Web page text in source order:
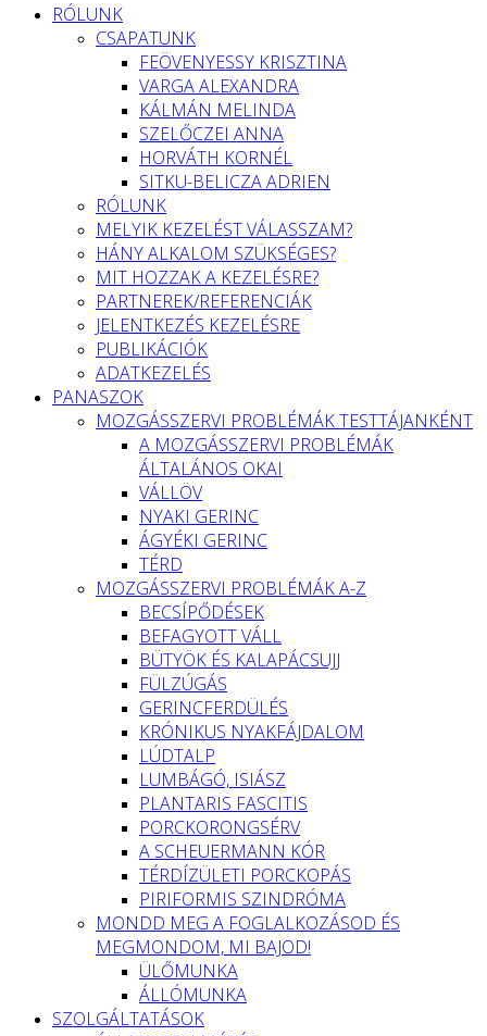
RÓLUNK
CSAPATUNK
FEÖVENYESSY KRISZTINA
VARGA ALEXANDRA
KÁLMÁN MELINDA
SZELŐCZEI ANNA
HORVÁTH KORNÉL
SITKU-BELICZA ADRIEN
RÓLUNK
MELYIK KEZELÉST VÁLASSZAM?
HÁNY ALKALOM SZÜKSÉGES?
MIT HOZZAK A KEZELÉSRE?
PARTNEREK/REFERENCIÁK
JELENTKEZÉS KEZELÉSRE
PUBLIKÁCIÓK
ADATKEZELÉS
PANASZOK
MOZGÁSSZERVI PROBLÉMÁK TESTTÁJANKÉNT
A MOZGÁSSZERVI PROBLÉMÁK
ÁLTALÁNOS OKAI
VÁLLÖV
NYAKI GERINC
ÁGYÉKI GERINC
TÉRD
MOZGÁSSZERVI PROBLÉMÁK A-Z
BECSÍPŐDÉSEK
BEFAGYOTT VÁLL
BÜTYÖK ÉS KALAPÁCSUJJ
FÜLZÚGÁS
GERINCFERDÜLÉS
KRÓNIKUS NYAKFÁJDALOM
LÚDTALP
LUMBÁGÓ, ISIÁSZ
PLANTARIS FASCITIS
PORCKORONGSÉRV
A SCHEUERMANN KÓR
TÉRDÍZÜLETI PORCKOPÁS
PIRIFORMIS SZINDRÓMA
MONDD MEG A FOGLALKOZÁSOD ÉS
MEGMONDOM, MI BAJOD!
ÜLŐMUNKA
ÁLLÓMUNKA
SZOLGÁLTATÁSOK